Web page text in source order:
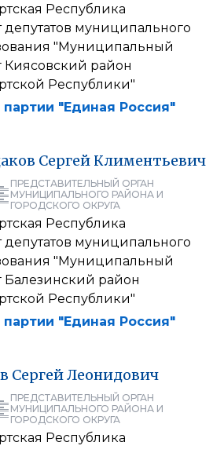
Республика
депутатов муниципального
"Муниципальный
Киясовский район
Республики"
"Единая Россия"
Сергей Климентьевич
ПРЕДСТАВИТЕЛЬНЫЙ ОРГАН
МУНИЦИПАЛЬНОГО РАЙОНА И
ГОРОДСКОГО ОКРУГА
Республика
депутатов муниципального
"Муниципальный
Балезинский район
Республики"
"Единая Россия"
СергейЛеонидович
ПРЕДСТАВИТЕЛЬНЫЙ ОРГАН
МУНИЦИПАЛЬНОГО РАЙОНА И
ГОРОДСКОГО ОКРУГА
Республика